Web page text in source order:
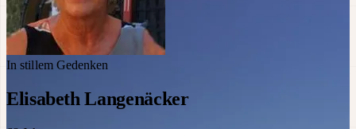
In stillem Gedenken
Elisabeth Langenäcker